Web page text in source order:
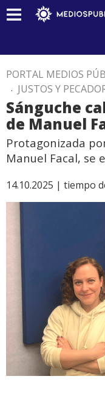
PORTAL MEDIOS
. JUSTOS Y
Sánguche
de Manuel
Protagonizada
Manuel Facal, se
14.10.2025 | tiempo